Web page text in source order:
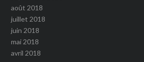
août 2018
juillet 2018
juin 2018
mai 2018
avril 2018